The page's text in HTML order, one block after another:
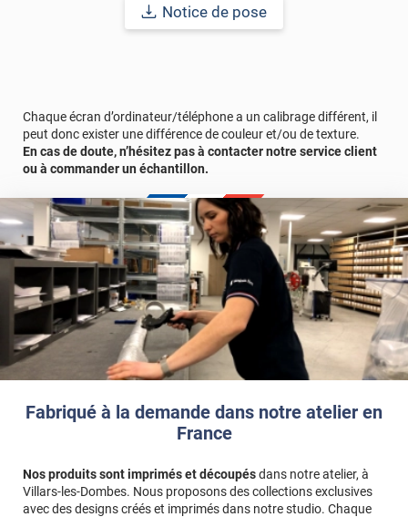
Fabriqué à la demande dans notre atelier en
France
Nos produits sont imprimés et découpésdans notre atelier, à
Villars-les-Dombes. Nous proposons des collections exclusives
avec des designs créés et imprimés dans notre studio. Chaque
Notice de pose
Chaque écran d’ordinateur/téléphone a un calibrage différent, il
peut donc exister une différence de couleur et/ou de texture.
En cas de doute, n’hésitez pas à contacter notre service client
ou à commander un échantillon.